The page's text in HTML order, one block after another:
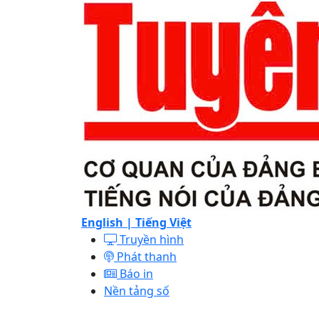
English | Tiếng Việt
Truyền hình
Phát thanh
Báo in
Nền tảng số